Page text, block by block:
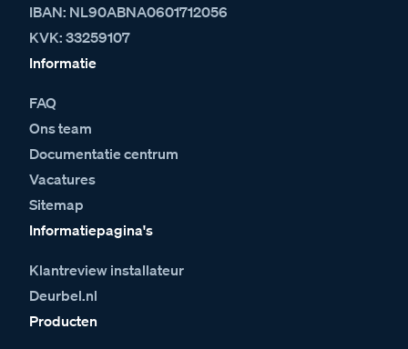
IBAN: NL90ABNA0601712056
KVK: 33259107
Informatie
FAQ
Ons team
Documentatie centrum
Vacatures
Sitemap
Informatiepagina's
Klantreview installateur
Deurbel.nl
Producten